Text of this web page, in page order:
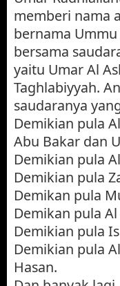
memberi nama
bernama
bersama
yaitu Umar Al
Taghlabiyyah.
saudaranya
Demikian pula
Abu Bakar dan
Demikian pula
Demikian pula
Demikan pula
Demikan pula
Demikian pula
Demikian pula
Hasan.